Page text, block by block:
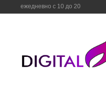
ежедневно с 10 до 20